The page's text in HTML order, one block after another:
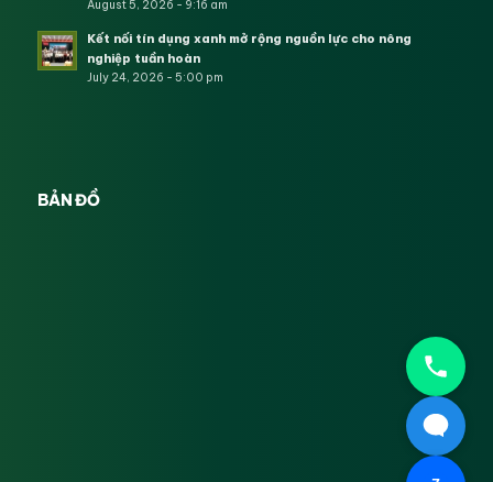
August 5, 2026 - 9:16 am
Kết nối tín dụng xanh mở rộng nguồn lực cho nông
nghiệp tuần hoàn
July 24, 2026 - 5:00 pm
BẢN ĐỒ